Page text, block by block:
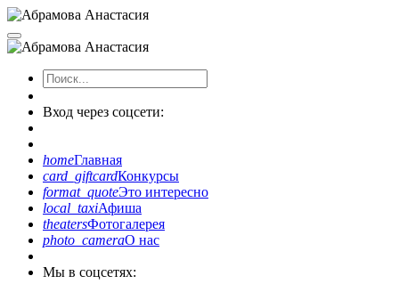
Вход через соцсети:
homeГлавная
card_giftcardКонкурсы
format_quoteЭто интересно
local_taxiАфиша
theatersФотогалерея
photo_cameraО нас
Мы в соцсетях: